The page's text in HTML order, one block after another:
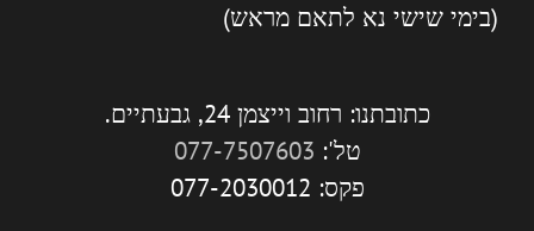
(בימי שישי נא לתאם מראש)
כתובתנו: רחוב וייצמן 24, גבעתיים.
טל': 077-7507603
פקס: 077-2030012